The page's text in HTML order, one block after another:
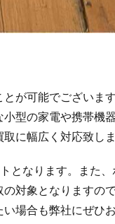
が可能でございま
型の家電や携帯機
に幅広く対応致しま
となります。また
対象となりますの
場合も弊社にぜひ